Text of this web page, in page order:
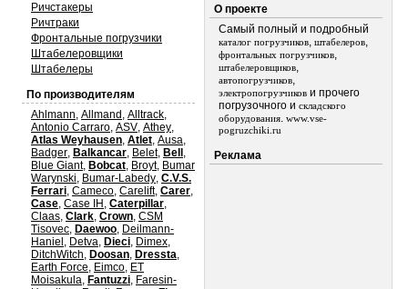
Ричстакеры
Ричтраки
Фронтальные погрузчики
Штабелеровщики
Штабелеры
По производителям
Ahlmann, Allmand , Alltrack,
Antonio Carraro, ASV, Athey,
Atlas Weyhausen, Atlet, Ausa,
Badger, Balkancar, Belet, Bell ,
Blue Giant, Bobcat, Broyt, Bumar
Warynski, Bumar-Labedy, C.V.S.
Ferrari, Cameco, Carelift, Carer,
Case, Case IH , Caterpillar,
Claas, Clark, Crown, CSM
Tisovec, Daewoo, Deilmann-
Haniel , Detva, Dieci, Dimex,
DitchWitch, Doosan, Dressta,
Earth Force, Eimco, ET
Moisakula, Fantuzzi, Faresin-
О проекте
Самый полный и подробный
каталог погрузчиков, штабелеров,
фронтальных погрузчиков,
штабелеровщиков,
автопогрузчиков,
электропогрузчиков и прочего
погрузочного и складского
оборудования. www.vse-
pogruzchiki.ru
Реклама